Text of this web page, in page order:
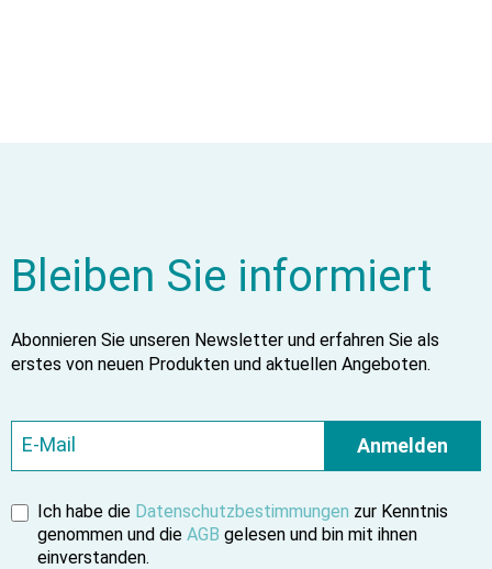
Bleiben Sie informiert
Abonnieren Sie unseren Newsletter und erfahren Sie als
erstes von neuen Produkten und aktuellen Angeboten.
Anmelden
Ich habe die Datenschutzbestimmungen zur Kenntnis
genommen und die AGB gelesen und bin mit ihnen
einverstanden.